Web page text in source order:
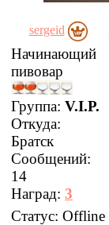
sergeid
Начинающий
пивовар
Группа: V.I.P.
Откуда:
Братск
Сообщений:
14
Наград: 3
Статус: Offline